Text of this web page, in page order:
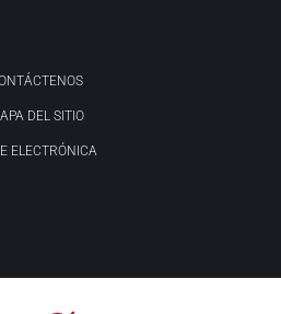
DEL SITIO
ELECTRÓNICA